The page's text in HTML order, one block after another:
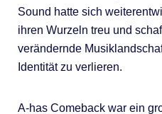
Sound hatte sich
ihren Wurzeln treu und
verändernde
Identität zu verlieren.
A-has Comeback war ein